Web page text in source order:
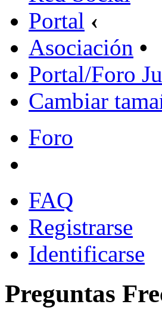
Portal ‹
Asociación •
Portal/Foro
Cambiar
Foro
FAQ
Registrarse
Identificarse
Preguntas